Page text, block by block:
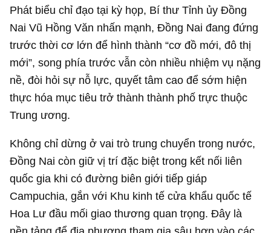
Phát biểu chỉ đạo tại kỳ họp, Bí thư Tỉnh ủy Đồng
Nai Vũ Hồng Văn nhấn mạnh, Đồng Nai đang đứng
trước thời cơ lớn để hình thành “cơ đồ mới, đô thị
mới”, song phía trước vẫn còn nhiều nhiệm vụ nặng
nề, đòi hỏi sự nỗ lực, quyết tâm cao để sớm hiện
thực hóa mục tiêu trở thành thành phố trực thuộc
Trung ương.
Không chỉ dừng ở vai trò trung chuyển trong nước,
Đồng Nai còn giữ vị trí đặc biệt trong kết nối liên
quốc gia khi có đường biên giới tiếp giáp
Campuchia, gắn với Khu kinh tế cửa khẩu quốc tế
Hoa Lư đầu mối giao thương quan trọng. Đây là